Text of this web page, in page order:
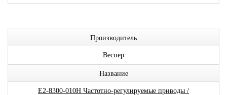
Производитель
Веспер
Название
E2-8300-010H Частотно-регулируемые приводы /